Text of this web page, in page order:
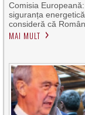
Comisia
siguranța
consideră că
MAI MULT